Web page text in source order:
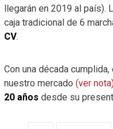
llegarán en 2019 al país).
caja tradicional de 6
CV.
Con una década
nuestro mercado (ver
20 años desde su